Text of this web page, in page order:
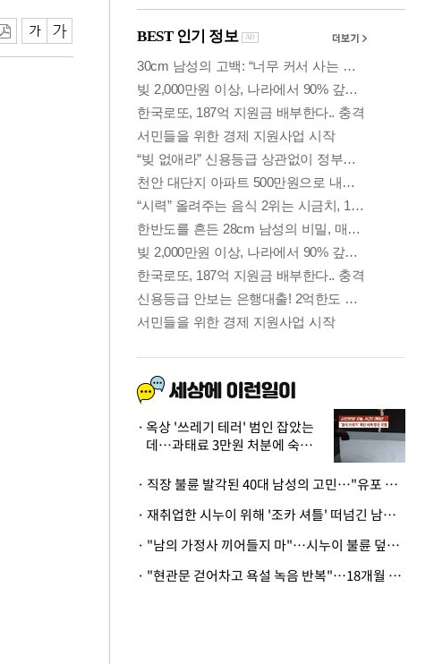
옥상 '쓰레기 테러' 범인 잡았는
데…과태료 3만원 처분에 숙박업
· 직장 불륜 발각된 40대 남성의 고민…"유포 동료 명예훼손·협박죄 고소 가능할까"
· 재취업한 시누이 위해 '조카 셔틀' 떠넘긴 남편…아내 "난 못한다"
· "남의 가정사 끼어들지 마"…시누이 불륜 덮으려는 남편에 억울한 아내
· "현관문 걷어차고 욕설 녹음 반복"…18개월 아기 키우는 집 뒤흔든 '앞집의 비극'